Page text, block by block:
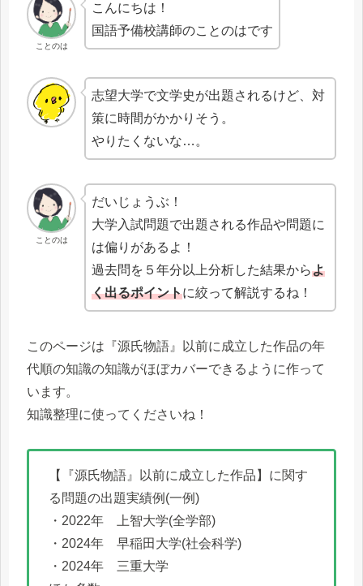
ことのは
こんにちは！
国語予備校講師のことのはです
志望大学で文学史が出題されるけど、対
策に時間がかかりそう。
やりたくないな…。
ことのは
だいじょうぶ！
大学入試問題で出題される作品や問題に
は偏りがあるよ！
過去問を５年分以上分析した結果からよ
く出るポイントに絞って解説するね！
このページは『源氏物語』以前に成立した作品の年
代順の知識の知識がほぼカバーできるように作って
います。
知識整理に使ってくださいね！
【『源氏物語』以前に成立した作品】に関す
る問題の出題実績例(一例)
・2022年 上智大学(全学部)
・2024年 早稲田大学(社会科学)
・2024年 三重大学